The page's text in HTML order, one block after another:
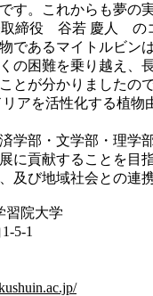
す。これからも夢の
締役 谷若 慶人 の
であるマイトルビン
の困難を乗り越え、
とが分かりましたの
アを活性化する植物
学部・文学部・理学
に貢献することを目
及び地域社会との連
習院大学
5-1